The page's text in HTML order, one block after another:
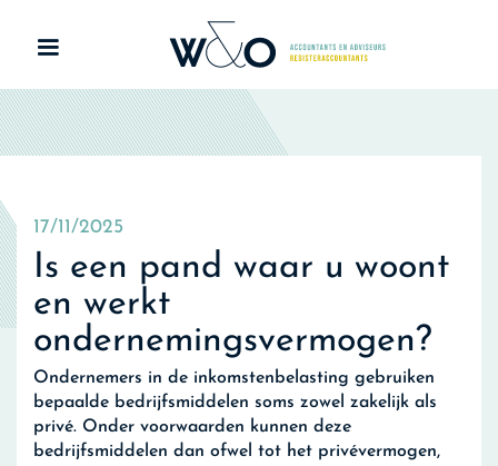
17/11/2025
Is een pand waar u woont
en werkt
ondernemingsvermogen?
Ondernemers in de inkomstenbelasting gebruiken
bepaalde bedrijfsmiddelen soms zowel zakelijk als
privé. Onder voorwaarden kunnen deze
bedrijfsmiddelen dan ofwel tot het privévermogen,